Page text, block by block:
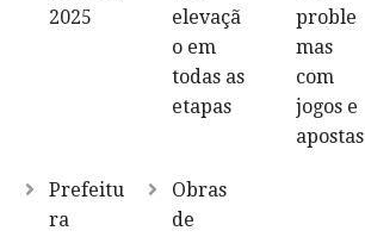
2025
elevaçã
o em
todas as
etapas
proble
mas
com
jogos e
apostas
Prefeitu
ra
Obras
de